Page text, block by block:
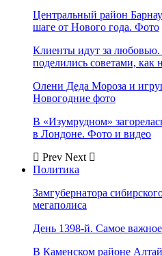
Центральный район
шаге от Нового года. Фото
Клиенты идут за
поделились советами, как
Олени Деда Мороза и
Новогодние фото
В «Изумрудном»
в Лондоне. Фото и видео
Prev Next
Политика
Замгубернатора
мегаполиса
День 1398-й. Самое
В Каменском районе